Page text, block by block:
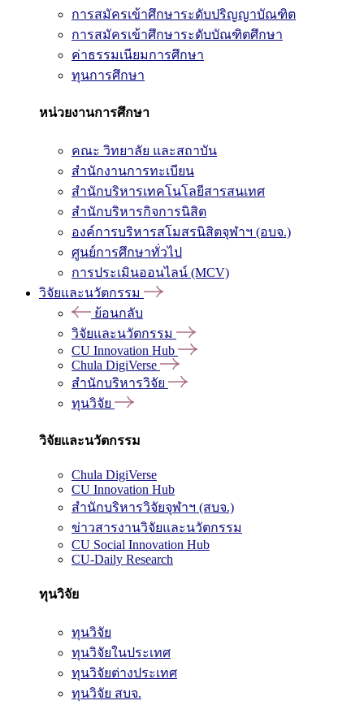
การสมัครเข้าศึกษาระดับปริญญาบัณฑิต
การสมัครเข้าศึกษาระดับบัณฑิตศึกษา
ค่าธรรมเนียมการศึกษา
ทุนการศึกษา
หน่วยงานการศึกษา
คณะ วิทยาลัย และสถาบัน
สำนักงานการทะเบียน
สำนักบริหารเทคโนโลยีสารสนเทศ
สำนักบริหารกิจการนิสิต
องค์การบริหารสโมสรนิสิตจุฬาฯ (อบจ.)
ศูนย์การศึกษาทั่วไป
การประเมินออนไลน์ (MCV)
วิจัยและนวัตกรรม
ย้อนกลับ
วิจัยและนวัตกรรม
CU Innovation Hub
Chula DigiVerse
สำนักบริหารวิจัย
ทุนวิจัย
วิจัยและนวัตกรรม
Chula DigiVerse
CU Innovation Hub
สำนักบริหารวิจัยจุฬาฯ (สบจ.)
ข่าวสารงานวิจัยและนวัตกรรม
CU Social Innovation Hub
CU-Daily Research
ทุนวิจัย
ทุนวิจัย
ทุนวิจัยในประเทศ
ทุนวิจัยต่างประเทศ
ทุนวิจัย สบจ.